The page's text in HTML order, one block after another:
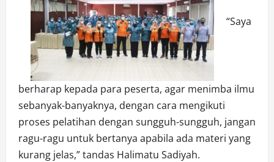
“Saya
berharap kepada para peserta, agar menimba ilmu
sebanyak-banyaknya, dengan cara mengikuti
proses pelatihan dengan sungguh-sungguh, jangan
ragu-ragu untuk bertanya apabila ada materi yang
kurang jelas,” tandas Halimatu Sadiyah.